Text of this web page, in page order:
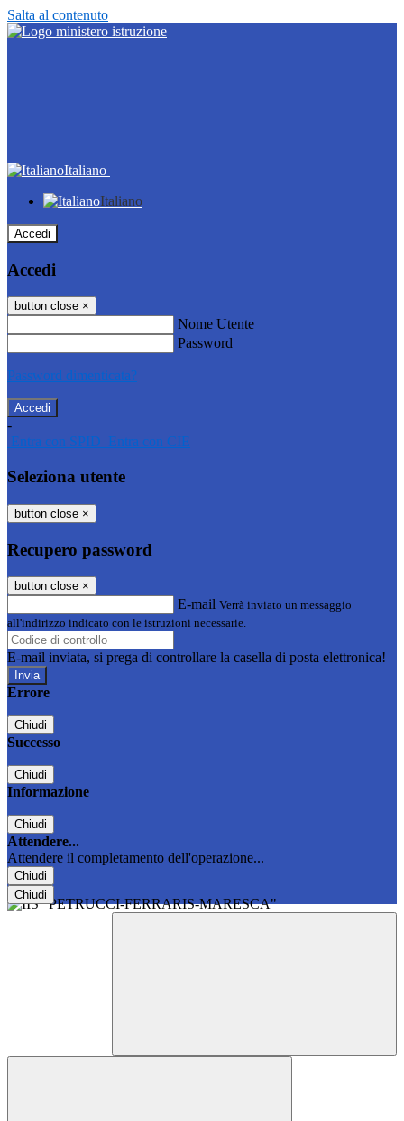
Salta al contenuto
Italiano
Italiano
Accedi
Accedi
button close ×
Nome Utente
Password
Password dimenticata?
-
Entra con SPID Entra con CIE
Seleziona utente
button close ×
Recupero password
button close ×
E-mail Verrà inviato un messaggio
all'indirizzo indicato con le istruzioni necessarie.
E-mail inviata, si prega di controllare la casella di posta elettronica!
Errore
Chiudi
Successo
Chiudi
Informazione
Chiudi
Attendere...
Attendere il completamento dell'operazione...
Chiudi
Chiudi